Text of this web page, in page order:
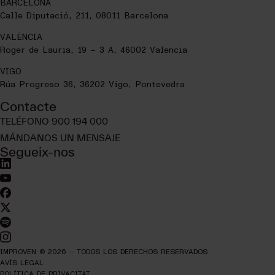
BARCELONA
Calle Diputació, 211, 08011 Barcelona
VALÈNCIA
Roger de Lauria, 19 – 3 A, 46002 Valencia
VIGO
Rúa Progreso 36, 36202 Vigo, Pontevedra
Contacte
TELÉFONO 900 194 000
MÁNDANOS UN MENSAJE
Segueix-nos
IMPROVEN © 2026 – TODOS LOS DERECHOS RESERVADOS
AVÍS LEGAL